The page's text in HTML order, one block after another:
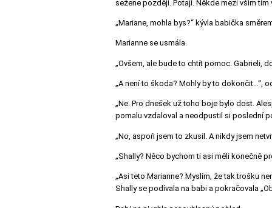
sežene později. Potají. Někde mezi vším
„Mariane, mohla bys?“ kývla babička
Marianne se usmála.
„Ovšem, ale bude to chtít pomoc. Gabrieli,
„A není to škoda? Mohly by to dokončit…“,
„Ne. Pro dnešek už toho boje bylo dost.
pomalu vzdaloval a neodpustil si poslední
„No, aspoň jsem to zkusil. A nikdy jsem
„Shally? Něco bychom ti asi měli konečně
„Asi teto Marianne? Myslím, že tak trošku
Shally se podívala na babi a pokračovala